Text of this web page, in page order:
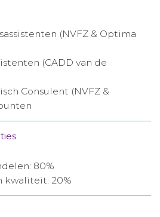
(NVFZ & Optima
(CADD van de
Consulent (NVFZ &
80%
kwaliteit: 20%